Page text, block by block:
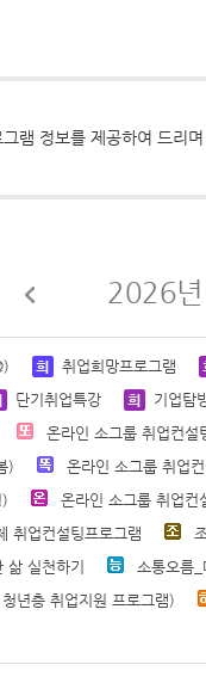
램 정보를 제공하여 드리
2026년
취업희망프로그램
단기취업특강 기업탐
온라인 소그룹 취업컨설
)
온라인 소그룹 취업
온라인 소그룹 취업컨
취업컨설팅프로그램
삶 실천하기 소통오름_
년층 취업지원 프로그램)